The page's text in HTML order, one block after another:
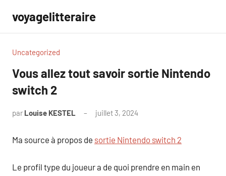
contenu
voyagelitteraire
Uncategorized
Vous allez tout savoir sortie Nintendo
switch 2
par Louise KESTEL juillet 3, 2024
Ma source à propos de sortie Nintendo switch 2
Le profil type du joueur a de quoi prendre en main en